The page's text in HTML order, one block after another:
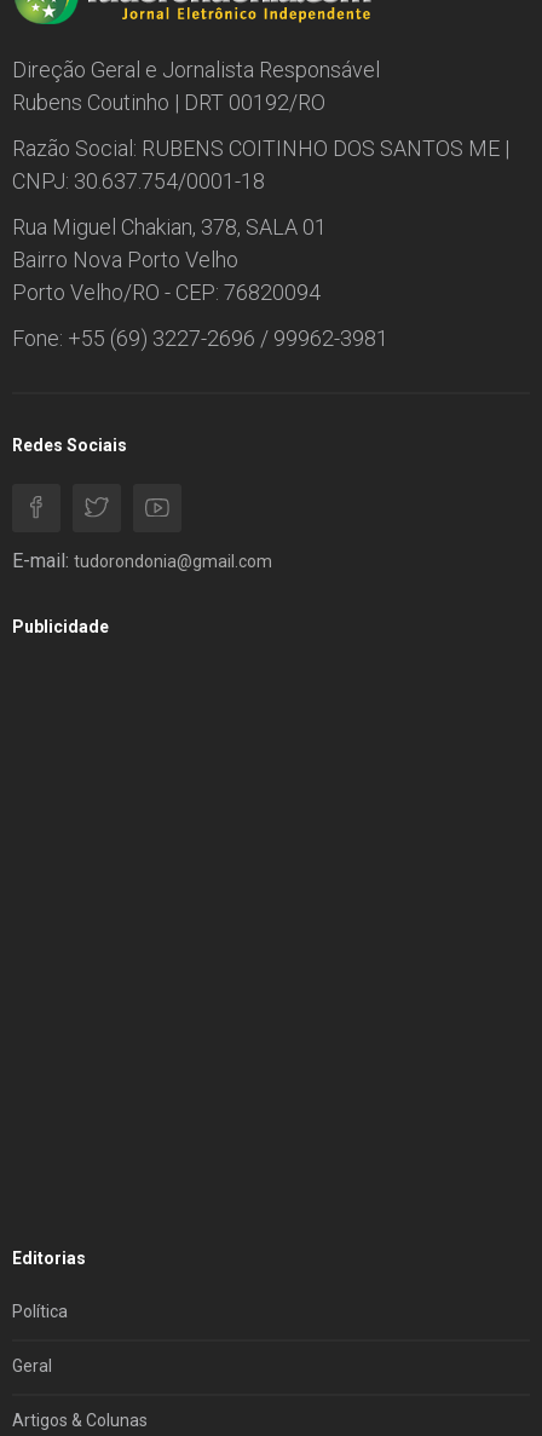
Direção Geral e Jornalista Responsável
Rubens Coutinho | DRT 00192/RO
Razão Social: RUBENS COITINHO DOS SANTOS ME |
CNPJ: 30.637.754/0001-18
Rua Miguel Chakian, 378, SALA 01
Bairro Nova Porto Velho
Porto Velho/RO - CEP: 76820094
Fone: +55 (69) 3227-2696 / 99962-3981
Redes Sociais
E-mail: tudorondonia@gmail.com
Publicidade
Editorias
Política
Geral
Artigos & Colunas